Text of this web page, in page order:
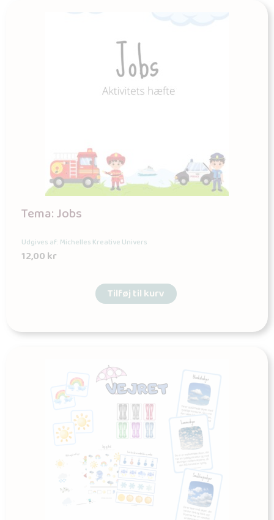
Tema: Jobs
Udgives af: Michelles Kreative Univers
12,00kr
Tilføj til kurv